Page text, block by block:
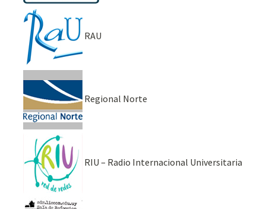
RAU
Regional Norte
RIU – Radio Internacional Universitaria